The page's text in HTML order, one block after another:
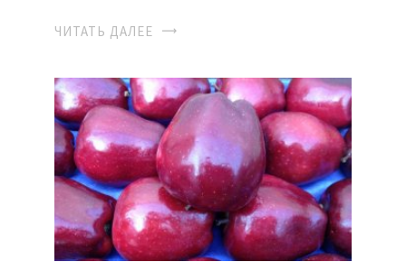
ЧИТАТЬ ДАЛЕЕ